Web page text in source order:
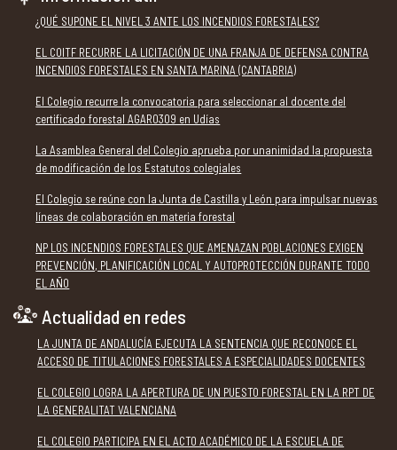
¿QUÉ SUPONE EL NIVEL 3 ANTE LOS INCENDIOS FORESTALES?
EL COITF RECURRE LA LICITACIÓN DE UNA FRANJA DE DEFENSA CONTRA
INCENDIOS FORESTALES EN SANTA MARINA (CANTABRIA)
El Colegio recurre la convocatoria para seleccionar al docente del
certificado forestal AGAR0309 en Udías
La Asamblea General del Colegio aprueba por unanimidad la propuesta
de modificación de los Estatutos colegiales
El Colegio se reúne con la Junta de Castilla y León para impulsar nuevas
líneas de colaboración en materia forestal
NP LOS INCENDIOS FORESTALES QUE AMENAZAN POBLACIONES EXIGEN
PREVENCIÓN, PLANIFICACIÓN LOCAL Y AUTOPROTECCIÓN DURANTE TODO
EL AÑO
Actualidad en redes
LA JUNTA DE ANDALUCÍA EJECUTA LA SENTENCIA QUE RECONOCE EL
ACCESO DE TITULACIONES FORESTALES A ESPECIALIDADES DOCENTES
EL COLEGIO LOGRA LA APERTURA DE UN PUESTO FORESTAL EN LA RPT DE
LA GENERALITAT VALENCIANA
EL COLEGIO PARTICIPA EN EL ACTO ACADÉMICO DE LA ESCUELA DE